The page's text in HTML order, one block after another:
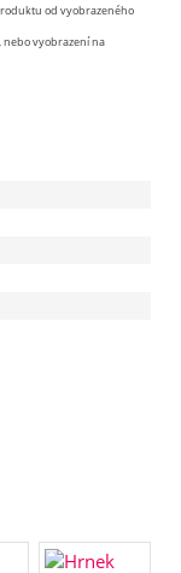
od vyobrazeného
nebo vyobrazení na